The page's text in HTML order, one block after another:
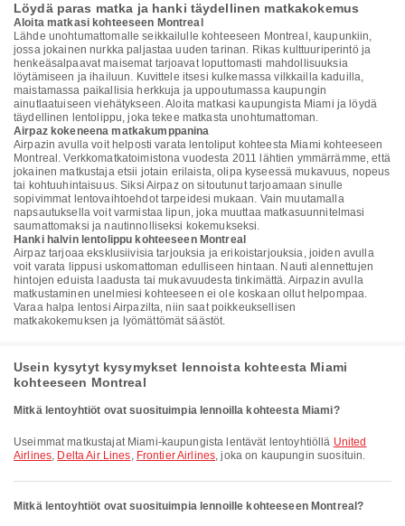
Löydä paras matka ja hanki täydellinen matkakokemus
Aloita matkasi kohteeseen Montreal
Lähde unohtumattomalle seikkailulle kohteeseen Montreal, kaupunkiin,
jossa jokainen nurkka paljastaa uuden tarinan. Rikas kulttuuriperintö ja
henkeäsalpaavat maisemat tarjoavat loputtomasti mahdollisuuksia
löytämiseen ja ihailuun. Kuvittele itsesi kulkemassa vilkkailla kaduilla,
maistamassa paikallisia herkkuja ja uppoutumassa kaupungin
ainutlaatuiseen viehätykseen. Aloita matkasi kaupungista Miami ja löydä
täydellinen lentolippu, joka tekee matkasta unohtumattoman.
Airpaz kokeneena matkakumppanina
Airpazin avulla voit helposti varata lentoliput kohteesta Miami kohteeseen
Montreal. Verkkomatkatoimistona vuodesta 2011 lähtien ymmärrämme, että
jokainen matkustaja etsii jotain erilaista, olipa kyseessä mukavuus, nopeus
tai kohtuuhintaisuus. Siksi Airpaz on sitoutunut tarjoamaan sinulle
sopivimmat lentovaihtoehdot tarpeidesi mukaan. Vain muutamalla
napsautuksella voit varmistaa lipun, joka muuttaa matkasuunnitelmasi
saumattomaksi ja nautinnolliseksi kokemukseksi.
Hanki halvin lentolippu kohteeseen Montreal
Airpaz tarjoaa eksklusiivisia tarjouksia ja erikoistarjouksia, joiden avulla
voit varata lippusi uskomattoman edulliseen hintaan. Nauti alennettujen
hintojen eduista laadusta tai mukavuudesta tinkimättä. Airpazin avulla
matkustaminen unelmiesi kohteeseen ei ole koskaan ollut helpompaa.
Varaa halpa lentosi Airpazilta, niin saat poikkeuksellisen
matkakokemuksen ja lyömättömät säästöt.
Usein kysytyt kysymykset lennoista kohteesta Miami
kohteeseen Montreal
Mitkä lentoyhtiöt ovat suosituimpia lennoilla kohteesta Miami?
Useimmat matkustajat Miami-kaupungista lentävät lentoyhtiöllä United
Airlines, Delta Air Lines, Frontier Airlines, joka on kaupungin suosituin.
Mitkä lentoyhtiöt ovat suosituimpia lennoille kohteeseen Montreal?